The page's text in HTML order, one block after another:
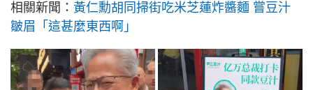
相關新聞： 黃仁勳胡同掃街吃米芝蓮炸醬麵 嘗豆汁
皺眉「這甚麼東西啊」